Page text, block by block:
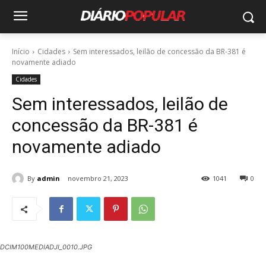
Início Cidades
Sem interessados, leilão de concessão da BR-381 é
novamente adiado
Cidades
Sem interessados, leilão de
concessão da BR-381 é
novamente adiado
By admin novembro 21, 2023 0
1041
DCIM100MEDIADJI_0010.JPG